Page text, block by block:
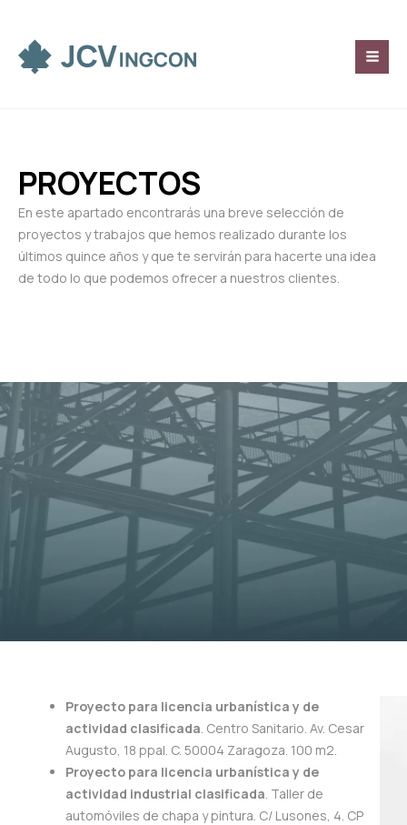
contenido
PROYECTOS
En este apartado encontrarás una breve selección de
proyectos y trabajos que hemos realizado durante los
últimos quince años y que te servirán para hacerte una idea
de todo lo que podemos ofrecer a nuestros clientes.
Proyecto para licencia urbanística y de
actividad clasificada. Centro Sanitario. Av. Cesar
Augusto, 18 ppal. C. 50004 Zaragoza. 100 m2.
Proyecto para licencia urbanística y de
actividad industrial clasificada. Taller de
automóviles de chapa y pintura. C/ Lusones, 4. CP